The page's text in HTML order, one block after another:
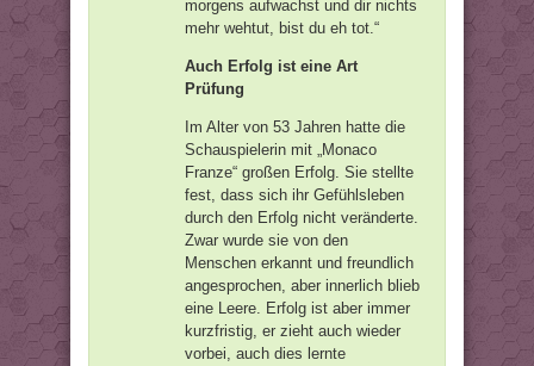
morgens aufwachst und dir nichts
mehr wehtut, bist du eh tot.“
Auch Erfolg ist eine Art
Prüfung
Im Alter von 53 Jahren hatte die
Schauspielerin mit „Monaco
Franze“ großen Erfolg. Sie stellte
fest, dass sich ihr Gefühlsleben
durch den Erfolg nicht veränderte.
Zwar wurde sie von den
Menschen erkannt und freundlich
angesprochen, aber innerlich blieb
eine Leere. Erfolg ist aber immer
kurzfristig, er zieht auch wieder
vorbei, auch dies lernte